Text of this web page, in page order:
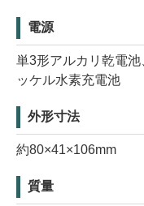
電源
単3形アルカリ乾電
ッケル水素充電池
外形寸法
約80×41×106mm
質量